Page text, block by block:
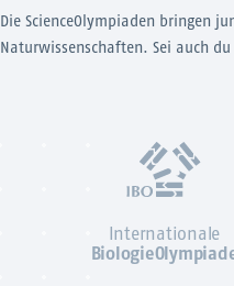
Die ScienceOlympiaden bringen
Naturwissenschaften. Sei auch
Internationale